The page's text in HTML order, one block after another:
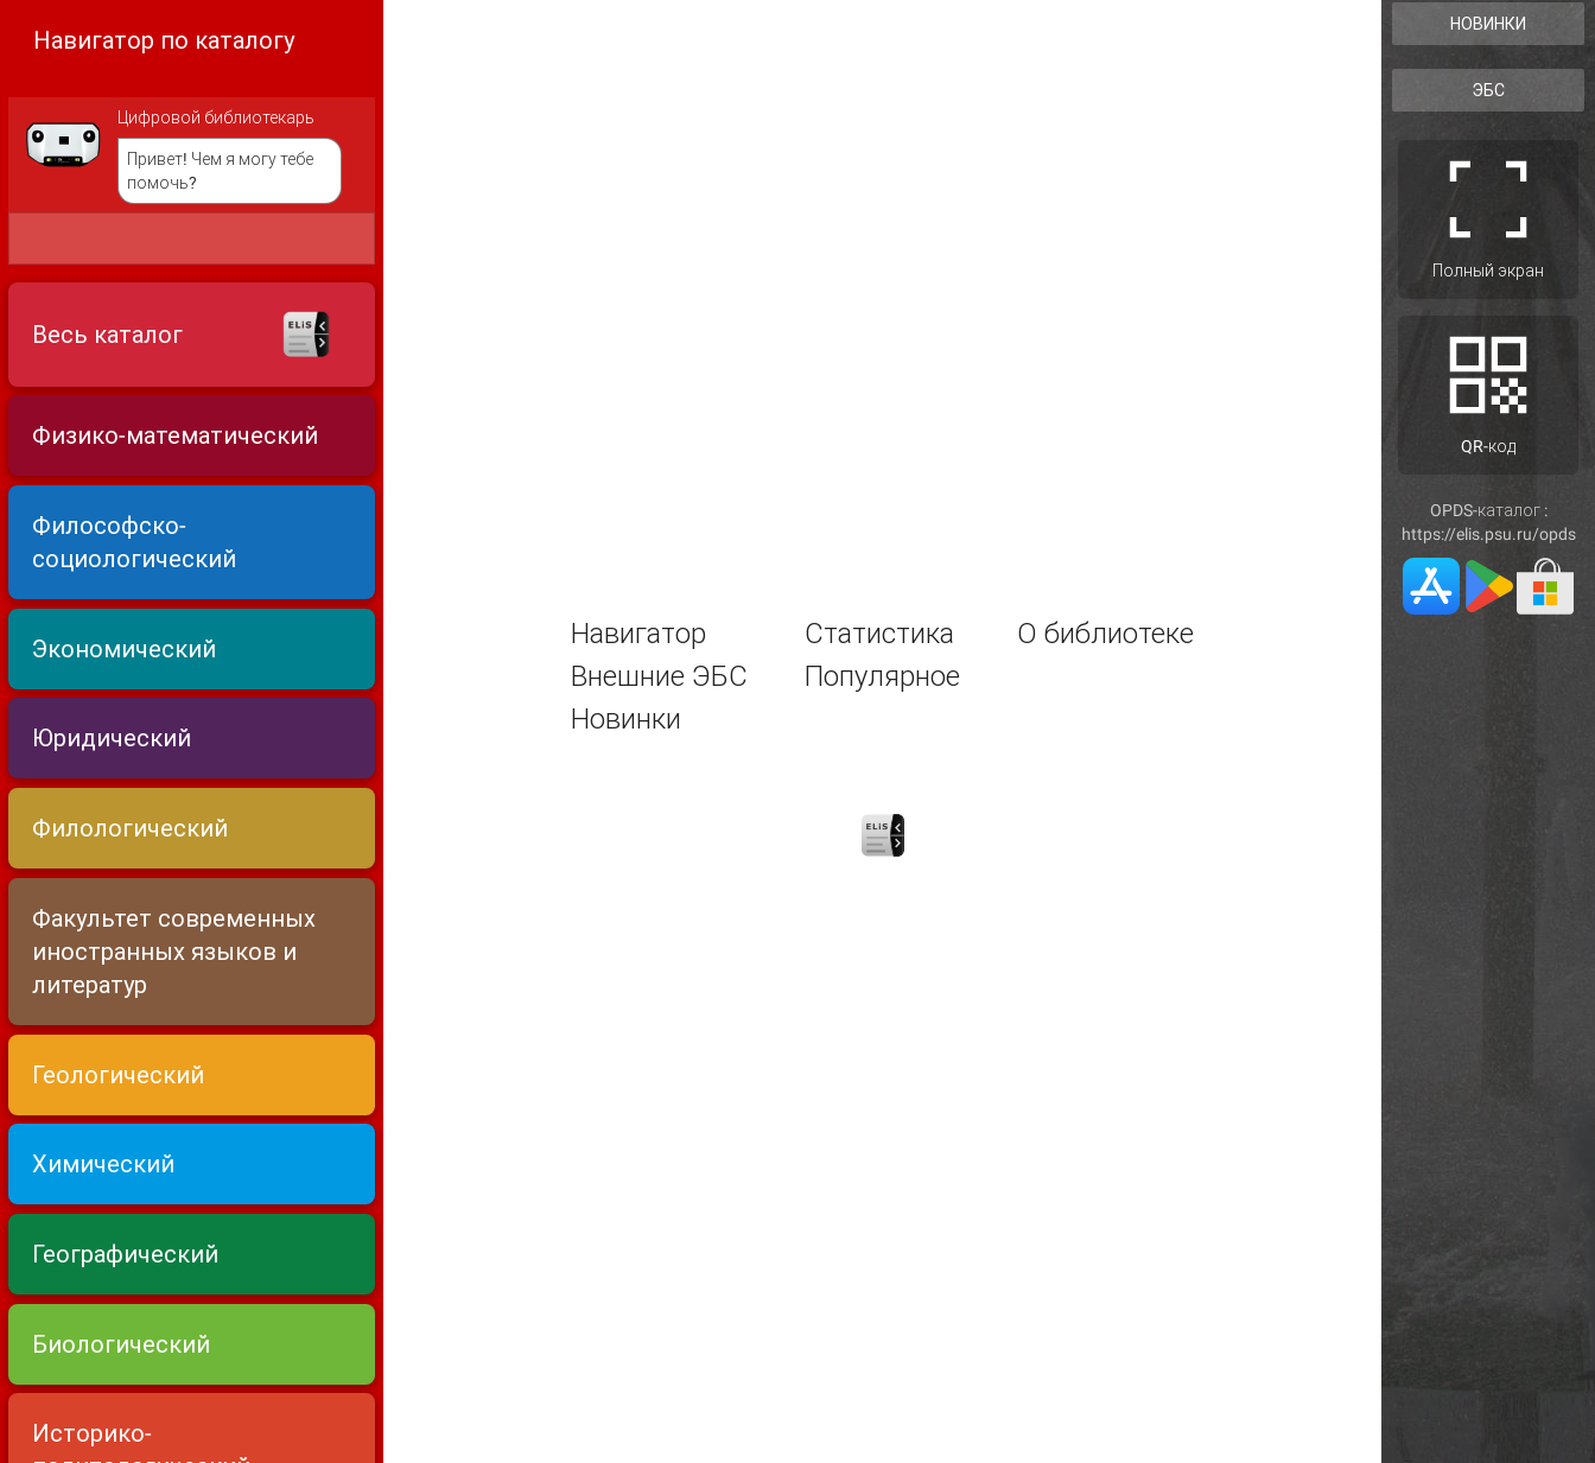
Навигатор по каталогу
Цифровой библиотекарь
Привет! Чем я могу тебе
помочь?
Весь каталог
Физико-математический
Философско-
социологический
Экономический
Юридический
Филологический
Факультет современных
иностранных языков и
литератур
Геологический
Химический
Географический
Биологический
Историко-
Навигатор
Внешние ЭБС
Новинки
Статистика
Популярное
О библиотеке
НОВИНКИ
ЭБС
Полный экран
QR-код
OPDS-каталог :
https://elis.psu.ru/opds